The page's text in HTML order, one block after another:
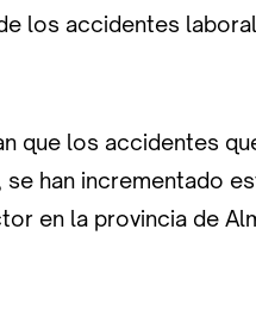
los accidentes
que los accidentes
han incrementado
en la provincia de